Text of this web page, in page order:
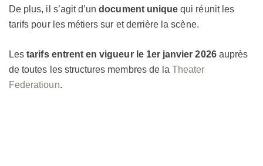
De plus, il s’agit d’undocument unique qui réunit les
tarifs pour les métiers sur et derrière la scène.
Lestarifs entrent en vigueur le 1er janvier 2026auprès
de toutes les structures membres de laTheater
Federatioun.